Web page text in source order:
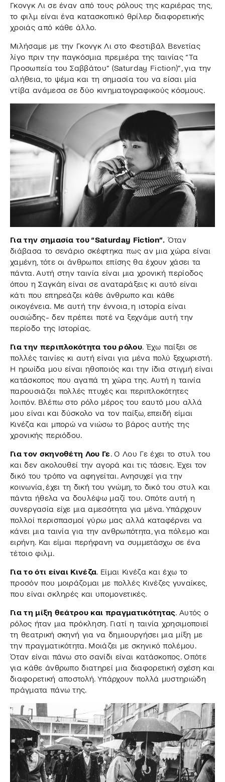
Γκονγκ Λι σε έναν από τους ρόλους της καριέρας της,
το φιλμ είναι ένα κατασκοπικό θρίλερ διαφορετικής
χροιάς από κάθε άλλο.
Μιλήσαμε με την Γκονγκ Λι στο Φεστιβάλ Βενετίας
λίγο πριν την παγκόσμια πρεμιέρα της ταινίας “Τα
Προσωπεία του Σαββάτου” (Saturday Fiction)”, για την
αλήθεια, το ψέμα και τη σημασία του να είσαι μία
ντίβα ανάμεσα σε δύο κινηματογραφικούς κόσμους.
Για την σημασία του “Saturday Fiction”. Όταν
διάβασα το σενάριο σκέφτηκα πως αν μια χώρα είναι
χαμένη, τότε οι άνθρωποι επίσης θα έχουν χάσει τα
πάντα. Αυτή στην ταινία είναι μια χρονική περίοδος
όπου η Σαγκάη είναι σε αναταράξεις κι αυτό είναι
κάτι που επηρεάζει κάθε άνθρωπο και κάθε
οικογένεια. Με αυτή την έννοια, η ιστορία είναι
ουσιώδης- δεν πρέπει ποτέ να ξεχνάμε αυτή την
περίοδο της Ιστορίας.
Για την περιπλοκότητα του ρόλου. Έχω παίξει σε
πολλές ταινίες κι αυτή είναι για μένα πολύ ξεχωριστή.
Η ηρωίδα μου είναι ηθοποιός και την ίδια στιγμή είναι
κατάσκοπος που αγαπά τη χώρα της. Αυτή η ταινία
παρουσιάζει πολλές πτυχές και περιπλοκότητες
λοιπόν. Βλέπω στο ρόλο μέρος του εαυτό μου αλλά
μου είναι και δύσκολο να τον παίξω, επειδή είμαι
Κινέζα και μπορώ να νιώσω το βάρος αυτής της
χρονικής περιόδου.
Για τον σκηνοθέτη Λου Γε. Ο Λου Γε έχει το στυλ του
και δεν ακολουθεί την αγορά και τις τάσεις. Έχει τον
δικό του τρόπο να αφηγείται. Ανησυχεί για την
κοινωνία, έχει τη δική του γνώμη, το δικό του στυλ και
πάντα ήθελα να δουλέψω μαζί του. Οπότε αυτή η
συνεργασία είχε μια αμεσότητα για μένα. Υπάρχουν
πολλοί περισπασμοί γύρω μας αλλά καταφέρνει να
κάνει μια ταινία για την ανθρωπότητα, για πόλεμο και
ειρήνη. Και είμαι περήφανη να συμμετάσχω σε ένα
τέτοιο φιλμ.
Για το ότι είναι Κινέζα. Είμαι Κινέζα και έχω το
προσόν που μοιράζομαι με πολλές Κινέζες γυναίκες,
που είναι σκληρές και υπομονετικές.
Για τη μίξη θεάτρου και πραγματικότητας. Αυτός ο
ρόλος ήταν μια πρόκληση. Γιατί η ταινία χρησιμοποιεί
τη θεατρική σκηνή για να δημιουργήσει μια μίξη με
την πραγματικότητα. Μοιάζει με σκηνικό πολέμου.
Όταν είναι πάνω στο σανίδι είναι κατάσκοπος. Οπότε
για κάθε άνθρωπο διατηρεί μια διαφορετική σχέση και
διαφορετική αποστολή. Υπάρχουν πολλά μυστηριώδη
πράγματα πάνω της.